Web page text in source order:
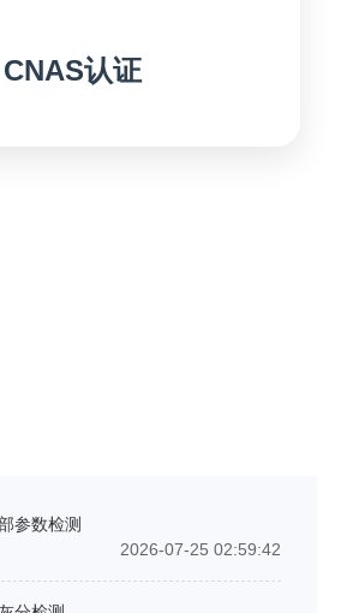
CNAS认证
参数检测
2026-07-25 02:59:42